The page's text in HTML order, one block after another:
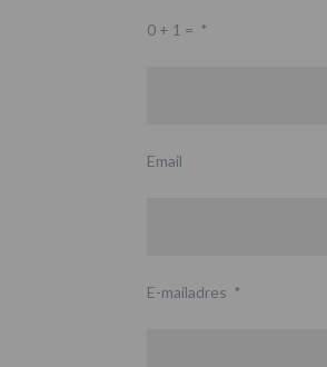
0 + 1 = *
Email
E-mailadres *